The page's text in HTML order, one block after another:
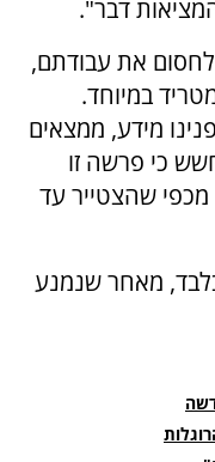
דבר".
לחסום את עבודתם,
במיוחד.
מידע, ממצאים
כי פרשה זו
שהצטייר עד
מאחר שנמנע